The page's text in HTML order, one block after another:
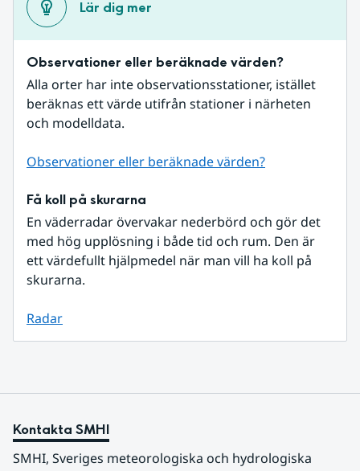
Lär dig mer
Observationer eller beräknade värden?
Alla orter har inte observationsstationer, istället
beräknas ett värde utifrån stationer i närheten
och modelldata.
Observationer eller beräknade värden?
Få koll på skurarna
En väderradar övervakar nederbörd och gör det
med hög upplösning i både tid och rum. Den är
ett värdefullt hjälpmedel när man vill ha koll på
skurarna.
Radar
Kontakta SMHI
SMHI, Sveriges meteorologiska och hydrologiska